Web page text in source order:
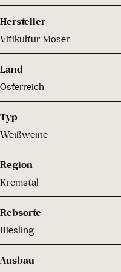
Hersteller
Vitikultur Moser
Land
Österreich
Typ
Weißweine
Region
Kremstal
Rebsorte
Riesling
Ausbau